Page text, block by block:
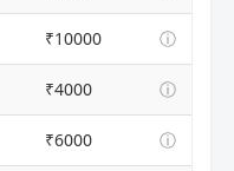
₹10000 ⓘ
₹4000 ⓘ
₹6000 ⓘ